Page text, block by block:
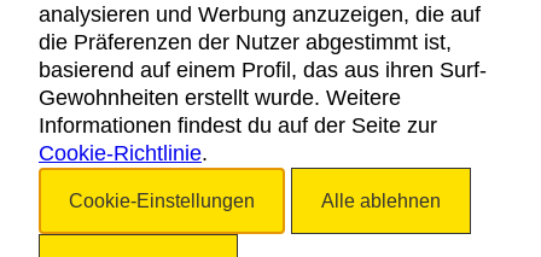
RECHTLICHER HINWEIS
DATENSCHUTZICHTLINIE
COOKIES
BARRIEREFREIHEIT
analysieren und Werbung anzuzeigen, die auf
die Präferenzen der Nutzer abgestimmt ist,
basierend auf einem Profil, das aus ihren Surf-
Gewohnheiten erstellt wurde. Weitere
Informationen findest du auf der Seite zur
Cookie-Richtlinie.
Cookie-Einstellungen Alle ablehnen